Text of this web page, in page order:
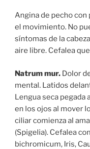
Angina de pecho
el movimiento. No
síntomas de la
aire libre. Cefalea
Natrum mur. Dolor
mental. Latidos
Lengua seca pegada
en los ojos al mover
ciliar comienza al
(Spigelia). Cefalea
bichromicum, Iris,